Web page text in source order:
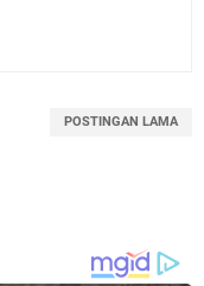
POSTINGAN LAMA